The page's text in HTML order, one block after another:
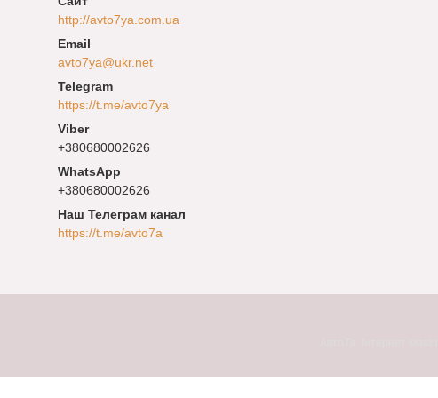
http://avto7ya.com.ua
avto7ya@ukr.net
https://t.me/avto7ya
+380680002626
+380680002626
Наш Телеграм канал
https://t.me/avto7a